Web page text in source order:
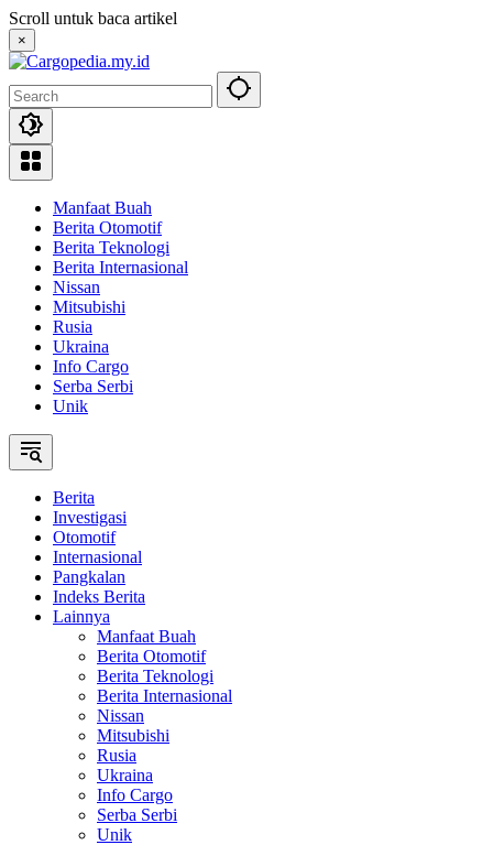
Skip
to
content
Scroll untuk baca artikel
×
Manfaat Buah
Berita Otomotif
Berita Teknologi
Berita Internasional
Nissan
Mitsubishi
Rusia
Ukraina
Info Cargo
Serba Serbi
Unik
Berita
Investigasi
Otomotif
Internasional
Pangkalan
Indeks Berita
Lainnya
Manfaat Buah
Berita Otomotif
Berita Teknologi
Berita Internasional
Nissan
Mitsubishi
Rusia
Ukraina
Info Cargo
Serba Serbi
Unik